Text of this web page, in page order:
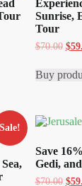
Sunrise,
Tour
$70.00
was:
$
Buy
Sale!
Save
Gedi,
$70.00 $